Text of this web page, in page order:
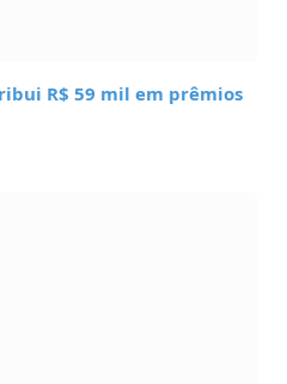
R$ 59 mil em prêmios